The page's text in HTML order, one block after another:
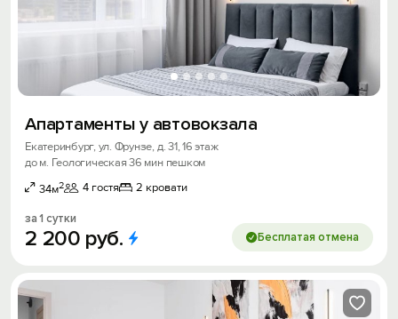
Апартаменты у автовокзала
Екатеринбург, ул. Фрунзе, д. 31, 16 этаж
до м. Геологическая 36 мин пешком
34м2 4 гостя 2 кровати
за 1 сутки
2 200 руб. Бесплатая отмена